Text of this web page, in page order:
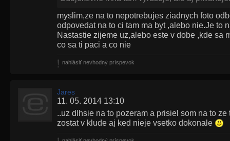
myslim,ze na to nepotrebujes ziadnych foto
odpovedat na to ci tam ma byt ,alebo nie.Je to
Nastastie zijeme uz,alebo este v dobe ,kde sa
co sa ti paci a co nie
nahlásiť nevhodný príspevok
Jares
11. 05. 2014 13:10
..uz dlhsie na to pozeram a prisiel som na to
zostat v klude aj ked nieje vsetko dokonale